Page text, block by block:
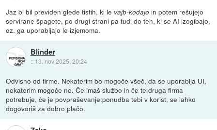
Jaz bi bil previden glede tistih, ki le vajb-kodajo in potem rešujejo
servirane špagete, po drugi strani pa tudi do teh, ki se AI izogibajo,
oz. ga uporabljajo le izjemoma.
Blinder
:: 13. nov 2025, 20:24
Odvisno od firme. Nekaterim bo mogoče všeč, da se uporablja UI,
nekaterim mogoče ne. Če imaš službo in če te druga firma
potrebuje, če je povpraševanje:ponudba tebi v korist, se lahko
dogovoriš za dobro plačo.